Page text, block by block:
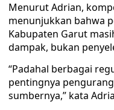
Menurut Adrian,
menunjukkan bahwa
Kabupaten Garut
dampak, bukan
“Padahal berbagai
pentingnya
sumbernya,” kata